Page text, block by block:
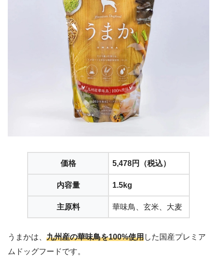
価格 5,478円（税込）
内容量 1.5kg
主原料 華味鳥、玄米、大麦
うまかは、 九州産の華味鳥を100%使用した国産プレミア
ムドッグフードです。